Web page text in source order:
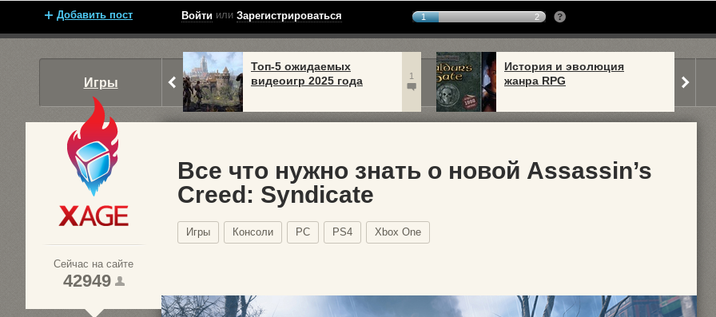
Добавить пост Войти или Зарегистрироваться 1 2
Игры
Топ-5 ожидаемых
видеоигр 2025 года
1
История и эволюция
жанра RPG
Сейчас на сайте
42949
Все что нужно знать о новой Assassin’s
Creed: Syndicate
Игры Консоли PC PS4 Xbox One